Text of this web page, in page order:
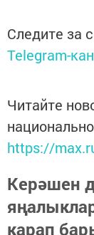
Следите за
Telegram-
Читайте
https://
Керәшен
карап